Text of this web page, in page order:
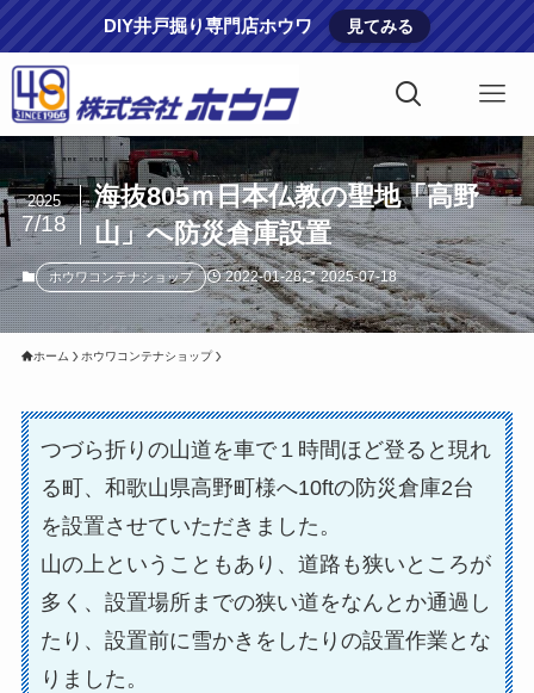
DIY井戸掘り専門店ホウワ 見てみる
海抜805ｍ日本仏教の聖地「高野
山」へ防災倉庫設置
2025
7/18
ホウワコンテナショップ 2022-01-28 2025-07-18
ホーム ホウワコンテナショップ
つづら折りの山道を車で１時間ほど登ると現れ
る町、和歌山県高野町様へ10ftの防災倉庫2台
を設置させていただきました。
山の上ということもあり、道路も狭いところが
多く、設置場所までの狭い道をなんとか通過し
たり、設置前に雪かきをしたりの設置作業とな
りました。